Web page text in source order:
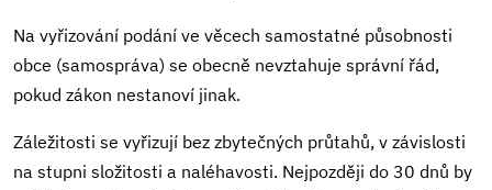
Na vyřizování podání ve věcech samostatné působnosti
obce (samospráva) se obecně nevztahuje správní řád,
pokud zákon nestanoví jinak.
Záležitosti se vyřizují bez zbytečných průtahů, v závislosti
na stupni složitosti a naléhavosti. Nejpozději do 30 dnů by